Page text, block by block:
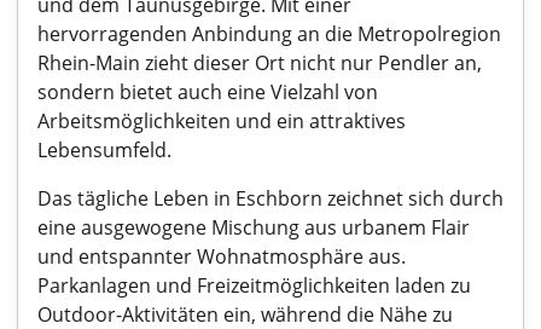
hervorragenden Anbindung an die Metropolregion
Rhein-Main zieht dieser Ort nicht nur Pendler an,
sondern bietet auch eine Vielzahl von
Arbeitsmöglichkeiten und ein attraktives
Lebensumfeld.
Das tägliche Leben in Eschborn zeichnet sich durch
eine ausgewogene Mischung aus urbanem Flair
und entspannter Wohnatmosphäre aus.
Parkanlagen und Freizeitmöglichkeiten laden zu
Outdoor-Aktivitäten ein, während die Nähe zu